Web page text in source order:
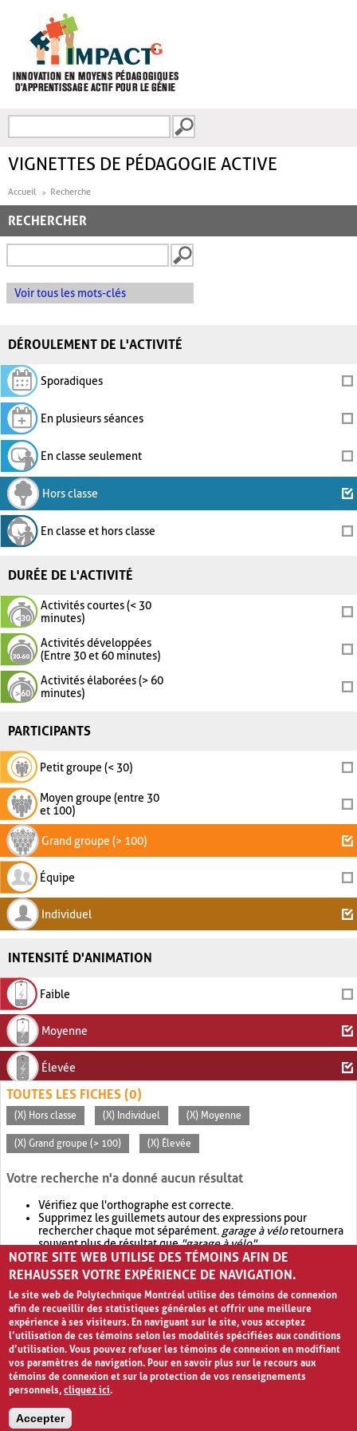
FORMULAIRE DE
VIGNETTES DE PÉDAGOGIE ACTIVE
Accueil Recherche
RECHERCHER
Voir tous les mots-clés
DÉROULEMENT DE L'ACTIVITÉ
Sporadiques
En plusieurs séances
En classe seulement
Hors classe
En classe et hors classe
DURÉE DE L'ACTIVITÉ
Activités courtes (< 30
minutes)
Activités développées
(Entre 30 et 60 minutes)
Activités élaborées (> 60
minutes)
PARTICIPANTS
Petit groupe (< 30)
Moyen groupe (entre 30
et 100)
Grand groupe (> 100)
Équipe
Individuel
INTENSITÉ D'ANIMATION
Faible
Moyenne
Élevée
TOUTES LES FICHES (0)
(X) Hors classe (X) Individuel (X) Moyenne
(X) Grand groupe (> 100) (X) Élevée
Votre recherche n'a donné aucun résultat
Vérifiez que l'orthographe est correcte.
Supprimez les guillemets autour des expressions pour
rechercher chaque mot séparément. garage à véloretournera
souvent plus de résultat que"garage à vélo".
Envisagez d'élargir votre recherche avec OR.garage OR vélo
retournera souvent plus de résultat quegarage à vélo
NOTRE SITE WEB UTILISE DES TÉMOINS AFIN DE
REHAUSSER VOTRE EXPÉRIENCE DE NAVIGATION.
Le site web de Polytechnique Montréal utilise des témoins de connexion
afin de recueillir des statistiques générales et offrir une meilleure
expérience à ses visiteurs. En naviguant sur le site, vous acceptez
l’utilisation de ces témoins selon les modalités spécifiées aux conditions
d’utilisation. Vous pouvez refuser les témoins de connexion en modifiant
vos paramètres de navigation. Pour en savoir plus sur le recours aux
témoins de connexion et sur la protection de vos renseignements
personnels,cliquez ici.
Accepter